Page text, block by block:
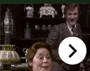
right